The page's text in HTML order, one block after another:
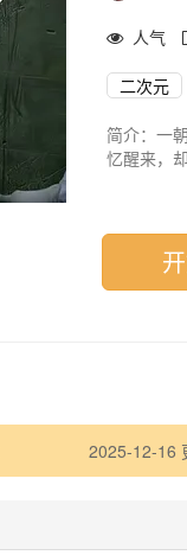
人气
二次元
简介：一
忆醒来，
是从失
救赎all贝
忆设定
人”“贝
2025-12-16